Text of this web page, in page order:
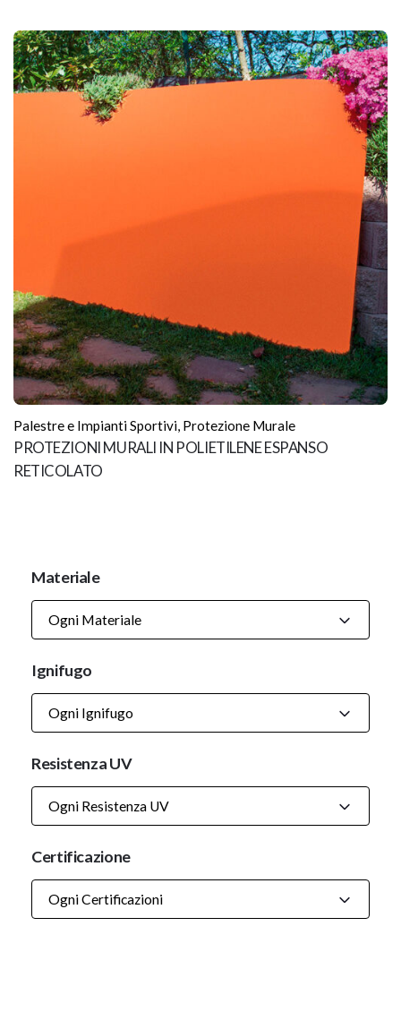
Palestre e Impianti Sportivi, Protezione Murale
PROTEZIONI MURALI IN POLIETILENE ESPANSO
RETICOLATO
Materiale
Ogni Materiale
Ignifugo
Ogni Ignifugo
Resistenza UV
Ogni Resistenza UV
Certificazione
Ogni Certificazioni